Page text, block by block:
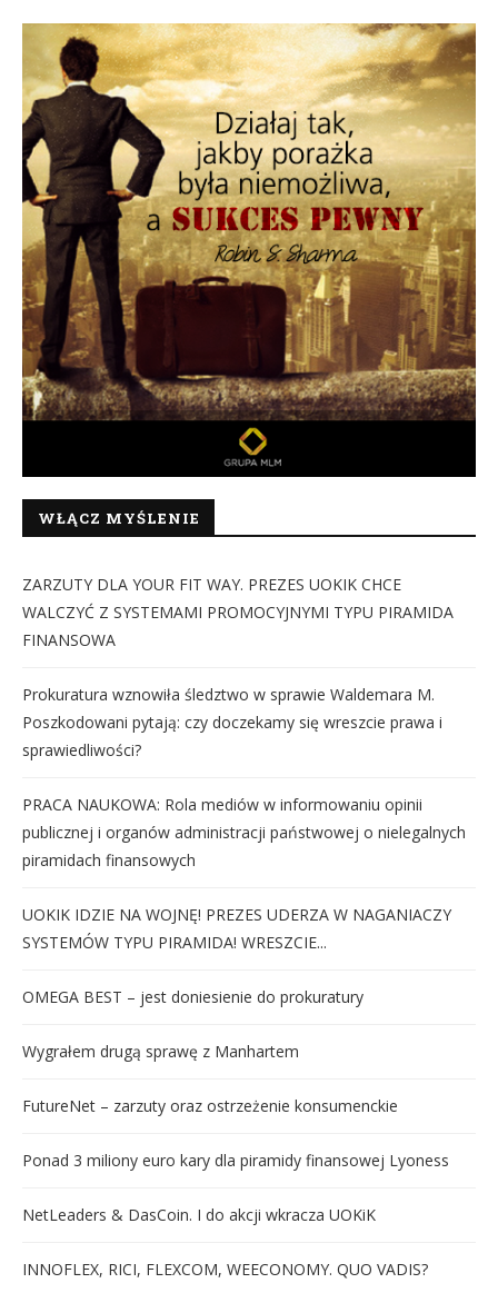
WŁĄCZ MYŚLENIE
ZARZUTY DLA YOUR FIT WAY. PREZES UOKIK CHCE
WALCZYĆ Z SYSTEMAMI PROMOCYJNYMI TYPU PIRAMIDA
FINANSOWA
Prokuratura wznowiła śledztwo w sprawie Waldemara M.
Poszkodowani pytają: czy doczekamy się wreszcie prawa i
sprawiedliwości?
PRACA NAUKOWA: Rola mediów w informowaniu opinii
publicznej i organów administracji państwowej o nielegalnych
piramidach finansowych
UOKIK IDZIE NA WOJNĘ! PREZES UDERZA W NAGANIACZY
SYSTEMÓW TYPU PIRAMIDA! WRESZCIE...
OMEGA BEST – jest doniesienie do prokuratury
Wygrałem drugą sprawę z Manhartem
FutureNet – zarzuty oraz ostrzeżenie konsumenckie
Ponad 3 miliony euro kary dla piramidy finansowej Lyoness
NetLeaders & DasCoin. I do akcji wkracza UOKiK
INNOFLEX, RICI, FLEXCOM, WEECONOMY. QUO VADIS?